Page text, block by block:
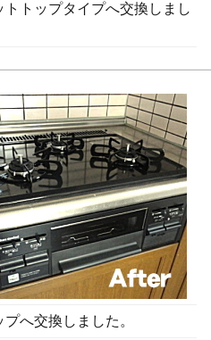
トップタイプへ交換しまし
へ交換しました。